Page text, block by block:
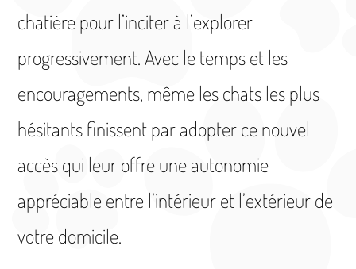
chatière pour l’inciter à l’explorer
progressivement. Avec le temps et les
encouragements, même les chats les plus
hésitants finissent par adopter ce nouvel
accès qui leur offre une autonomie
appréciable entre l’intérieur et l’extérieur de
votre domicile.